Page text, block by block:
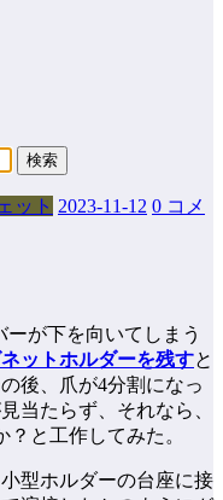
ット 2023-11-12 0 コメ
ーが下を向いてしまう
ットホルダーを残すと
後、爪が4分割になっ
当たらず、それなら、
と工作してみた。
型ホルダーの台座に接